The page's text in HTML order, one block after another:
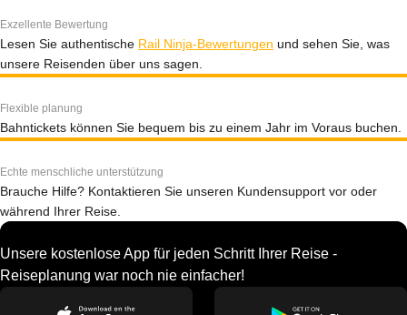
Exzellente Bewertung
Lesen Sie authentische Rail Ninja-Bewertungen und sehen Sie, was
unsere Reisenden über uns sagen.
Flexible planung
Bahntickets können Sie bequem bis zu einem Jahr im Voraus buchen.
Echte menschliche unterstützung
Brauche Hilfe? Kontaktieren Sie unseren Kundensupport vor oder
während Ihrer Reise.
Unsere kostenlose App für jeden Schritt Ihrer Reise -
Reiseplanung war noch nie einfacher!